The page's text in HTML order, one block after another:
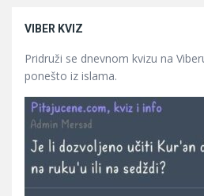
VIBER KVIZ
Pridruži se dnevnom kvizu na
ponešto iz islama.